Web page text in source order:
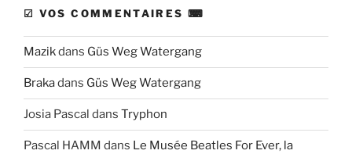
☑ VOS COMMENTAIRES ⌨
Mazikdans Güs Weg Watergang
Brakadans Güs Weg Watergang
Josia Pascal dans Tryphon
Pascal HAMM dans Le Musée Beatles For Ever, la